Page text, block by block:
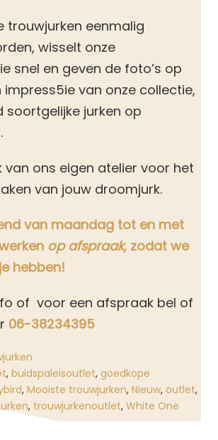
trouwjurken eenmalig
wisselt onze
snel en geven de foto’s op
impress5ie van onze collectie,
soortgelijke jurken op
van ons eigen atelier voor het
van jouw droomjurk.
van maandag tot en met
op afspraak, zodat we
hebben!
of voor een afspraak bel of
06-38234395
, buidspaleisoutlet, goedkope
, Mooiste trouwjurken, Nieuw, outlet,
, trouwjurkenoutlet, White One